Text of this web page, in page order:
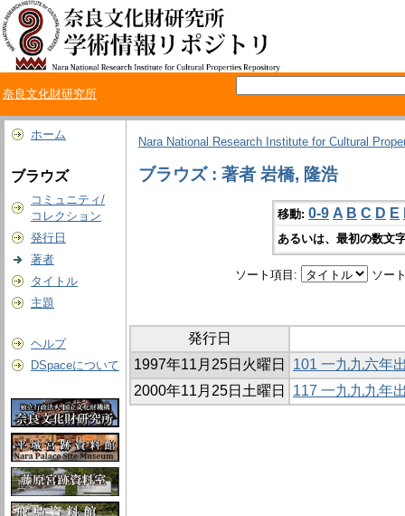
奈良文化財研究所
ホーム
ブラウズ
コミュニティ/
コレクション
発行日
著者
タイトル
主題
ヘルプ
DSpaceについて
Nara National Research Institute for Cultural
ブラウズ : 著者 岩橋, 隆浩
移動: 0-9 A B C D E
あるいは、最初の数文
ソート項目: ソー
発行日
1997年11月25日火曜日
101 一九九六年
2000年11月25日土曜日
117 一九九九年